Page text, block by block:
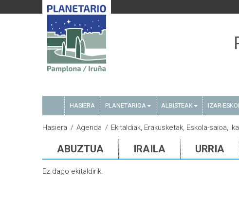
HASIERA PLANETARIOA ALBISTEAK IZAR-
Hasiera Agenda Ekitaldiak, Erakusketak, Eskola-saioa,
ABUZTUA IRAILA URRIA
Ez dago ekitaldirik.